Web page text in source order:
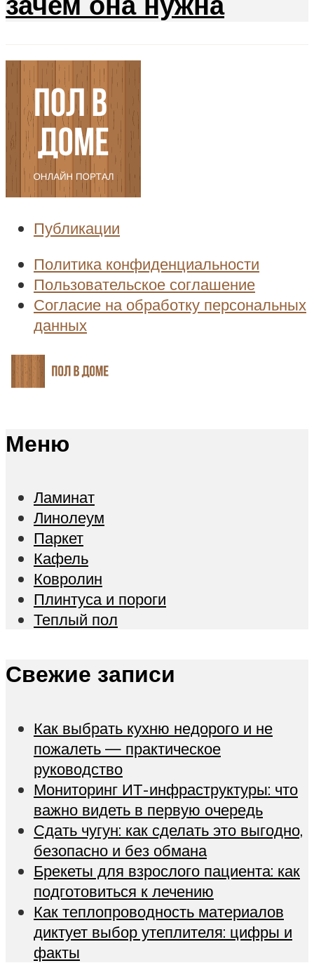
Публикации
Политика конфиденциальности
Пользовательское соглашение
Согласие на обработку персональных
данных
Меню
Ламинат
Линолеум
Паркет
Кафель
Ковролин
Плинтуса и пороги
Теплый пол
Свежие записи
Как выбрать кухню недорого и не
пожалеть — практическое
руководство
Мониторинг ИТ-инфраструктуры: что
важно видеть в первую очередь
Сдать чугун: как сделать это выгодно,
безопасно и без обмана
Брекеты для взрослого пациента: как
подготовиться к лечению
Как теплопроводность материалов
диктует выбор утеплителя: цифры и
факты